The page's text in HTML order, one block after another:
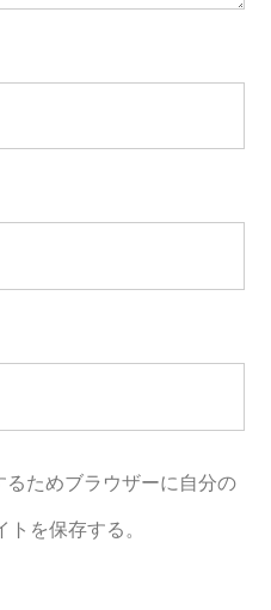
ためブラウザーに自分の
を保存する。